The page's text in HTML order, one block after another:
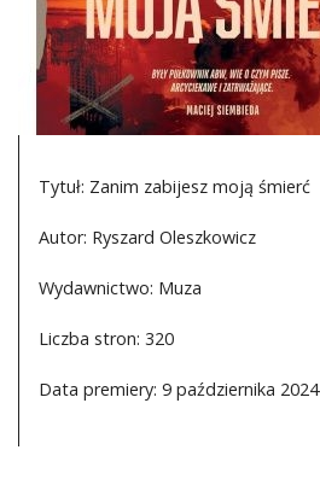
Tytuł: Zanim zabijesz moją śmierć
Autor: Ryszard Oleszkowicz
Wydawnictwo: Muza
Liczba stron: 320
Data premiery: 9 października 2024